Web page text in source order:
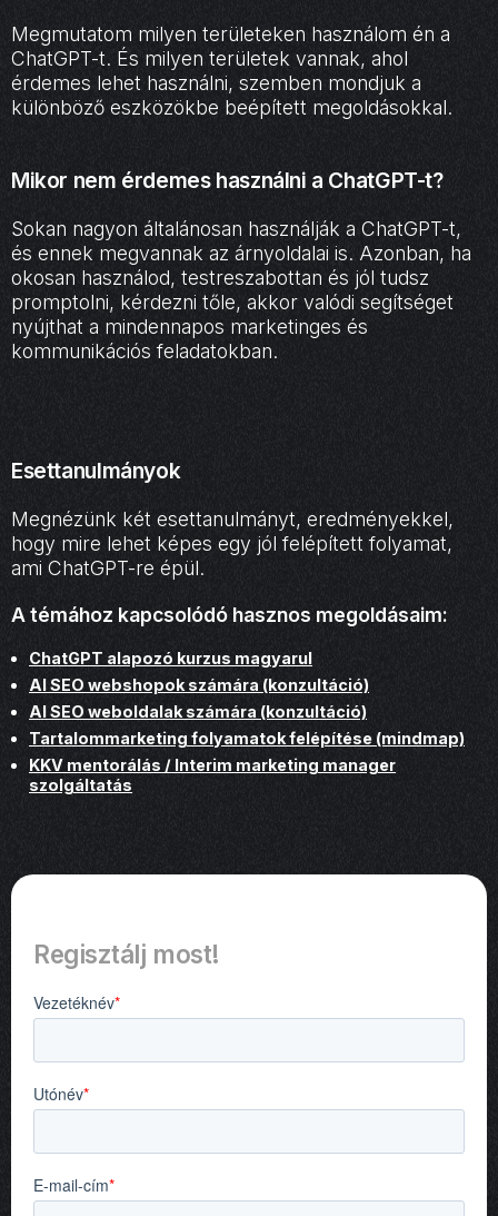
Megmutatom milyen területeken használom én a
ChatGPT-t. És milyen területek vannak, ahol
érdemes lehet használni, szemben mondjuk a
különböző eszközökbe beépített megoldásokkal.
Mikor nem érdemes használni a ChatGPT-t?
Sokan nagyon általánosan használják a ChatGPT-t,
és ennek megvannak az árnyoldalai is. Azonban, ha
okosan használod, testreszabottan és jól tudsz
promptolni, kérdezni tőle, akkor valódi segítséget
nyújthat a mindennapos marketinges és
kommunikációs feladatokban.
Esettanulmányok
Megnézünk két esettanulmányt, eredményekkel,
hogy mire lehet képes egy jól felépített folyamat,
ami ChatGPT-re épül.
A témához kapcsolódó hasznos megoldásaim:
ChatGPT alapozó kurzus magyarul
AI SEO webshopok számára (konzultáció)
AI SEO weboldalak számára (konzultáció)
Tartalommarketing folyamatok felépítése (mindmap)
KKV mentorálás / Interim marketing manager
szolgáltatás
Regisztálj most!